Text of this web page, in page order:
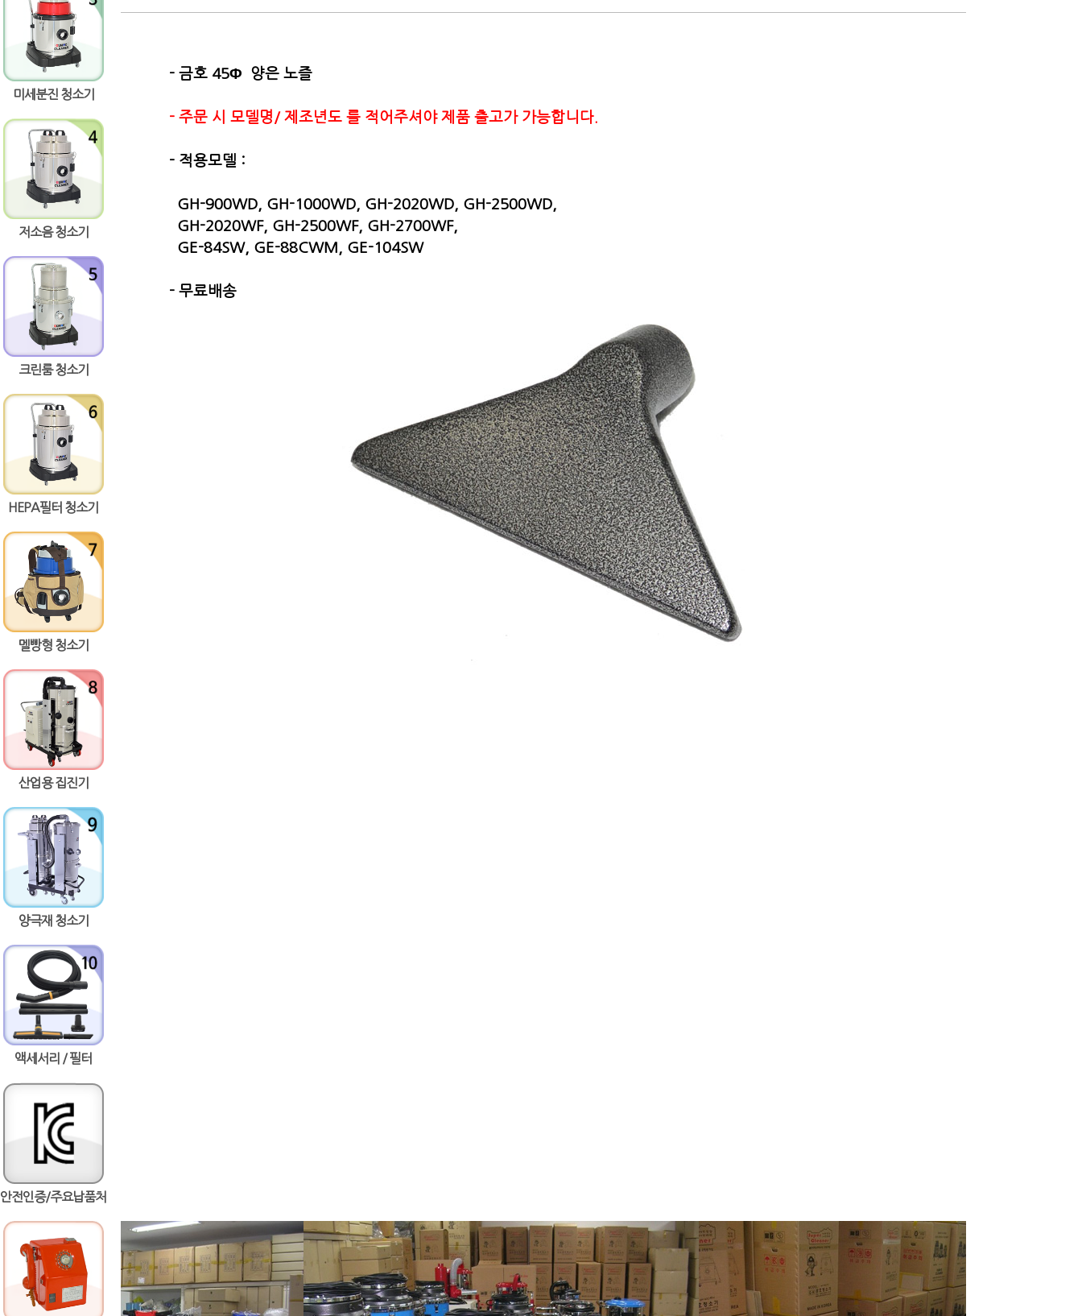
미세분진 청소기
저소음 청소기
크린룸 청소기
HEPA필터 청소기
멜빵형 청소기
산업용 집진기
양극재 청소기
액세서리 / 필터
안전인증/주요납품처
- 금호 45Φ 양은 노즐
- 주문 시 모델명/ 제조년도 를 적어주셔야 제품 출고가 가능합니다.
- 적용모델 :
GH-900WD, GH-1000WD, GH-2020WD, GH-2500WD,
GH-2020WF, GH-2500WF, GH-2700WF,
GE-84SW, GE-88CWM, GE-104SW
- 무료배송